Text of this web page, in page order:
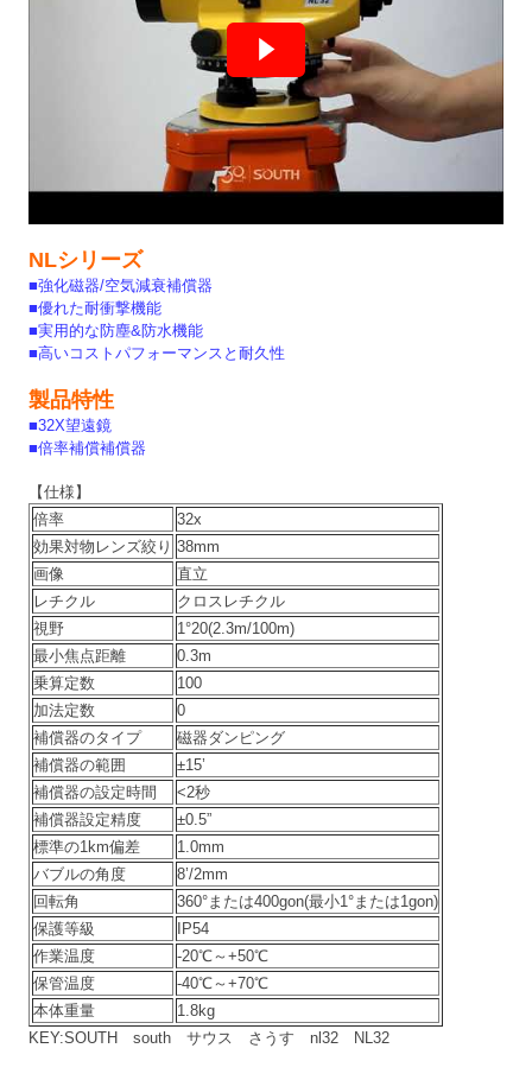
NLシリーズ
■強化磁器/空気減衰補償器
■優れた耐衝撃機能
■実用的な防塵&防水機能
■高いコストパフォーマンスと耐久性
製品特性
■32X望遠鏡
■倍率補償補償器
【仕様 】
倍率
32x
効果対物レンズ絞り 38mm
画像
直立
レチクル
クロスレチクル
視野
1°20(2.3m/100m)
最小焦点距離
0.3m
乗算定数
100
加法定数
0
補償器のタイプ
磁器ダンピング
補償器の範囲
±15’
補償器の設定時間
<2秒
補償器設定精度
±0.5”
標準の1km偏差
1.0mm
バブルの角度
8’/2mm
回転角
360°または400gon(最小1°または1gon)
保護等級
IP54
作業温度
-20℃～+50℃
保管温度
-40℃～+70℃
本体重量
1.8kg
KEY:SOUTH south サウス さうす nl32 NL32